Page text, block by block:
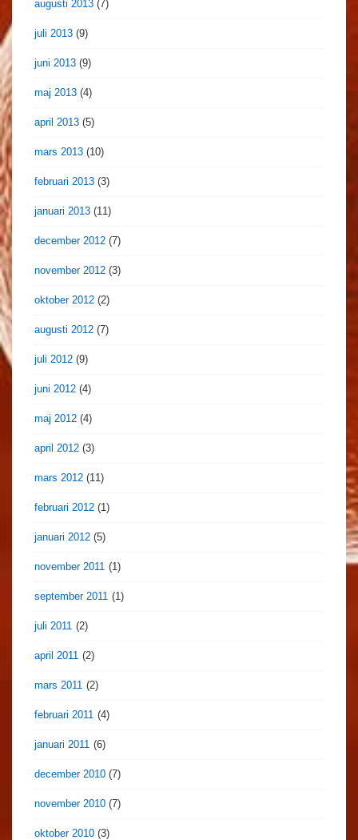
augusti 2013 (7)
juli 2013 (9)
juni 2013 (9)
maj 2013 (4)
april 2013 (5)
mars 2013 (10)
februari 2013 (3)
januari 2013 (11)
december 2012 (7)
november 2012 (3)
oktober 2012 (2)
augusti 2012 (7)
juli 2012 (9)
juni 2012 (4)
maj 2012 (4)
april 2012 (3)
mars 2012 (11)
februari 2012 (1)
januari 2012 (5)
november 2011 (1)
september 2011 (1)
juli 2011 (2)
april 2011 (2)
mars 2011 (2)
februari 2011 (4)
januari 2011 (6)
december 2010 (7)
november 2010 (7)
oktober 2010 (3)